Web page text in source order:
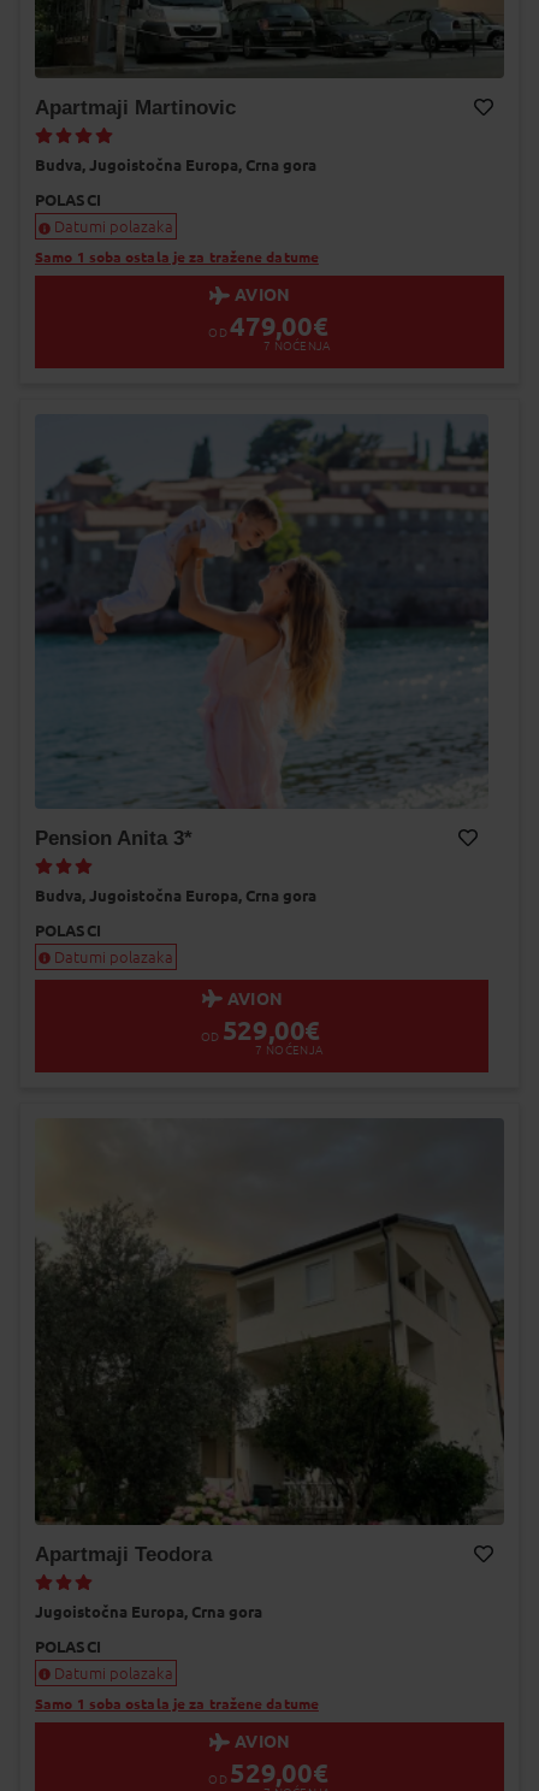
Apartmaji Martinovic
Budva, Jugoistočna Europa, Crna gora
POLASCI
Datumi polazaka
Samo 1 soba ostala je za tražene datume
AVION
OD 479,00€
7 NOĆENJA
Pension Anita 3*
Budva,
Jugoistočna Europa, Crna gora
POLASCI
Datumi polazaka
AVION
OD 529,00€
7 NOĆENJA
Apartmaji Teodora
Jugoistočna Europa, Crna gora
POLASCI
Datumi polazaka
Samo 1 soba ostala je za tražene datume
AVION
OD 529,00€